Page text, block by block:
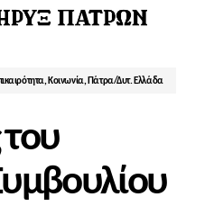
, Κοινωνία, Πάτρα/Δυτ. Ελλάδα